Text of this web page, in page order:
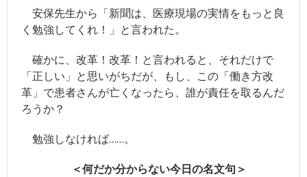
安保先生から「新聞は、医療現場の実情をもっと良
く勉強してくれ！」と言われた。
確かに、改革！改革！と言われると、それだけで
「正しい」と思いがちだが、もし、この「働き方改
革」で患者さんが亡くなったら、誰が責任を取るんだ
ろうか？
勉強しなければ……。
＜何だか分からない今日の名文句＞